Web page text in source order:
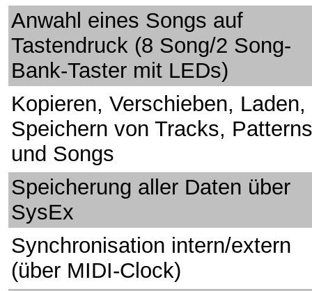
Anwahl eines Songs auf
Tastendruck (8 Song/2 Song-
Bank-Taster mit LEDs)
Kopieren, Verschieben, Laden,
Speichern von Tracks, Patterns
und Songs
Speicherung aller Daten über
SysEx
Synchronisation intern/extern
(über MIDI-Clock)